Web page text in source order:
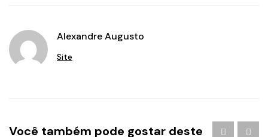
Alexandre Augusto
Site
Você também pode gostar deste
agencia de